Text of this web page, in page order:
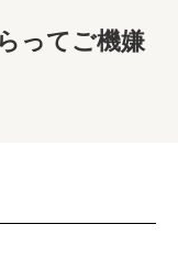
ってご機嫌